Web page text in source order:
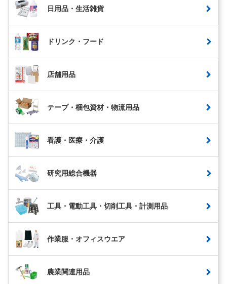
日用品・生活雑貨
ドリンク・フード
店舗用品
テープ・梱包資材・物流用品
看護・医療・介護
研究用総合機器
工具・電動工具・切削工具・計測用品
作業服・オフィスウエア
農業関連用品